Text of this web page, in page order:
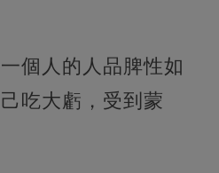
個人的人品脾性如
吃大虧，受到蒙